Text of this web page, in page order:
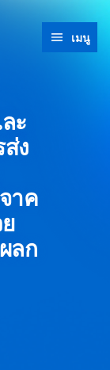
เมนู
ะ
ง
าค
ลก